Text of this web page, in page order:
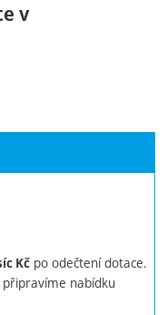
v
Kč po odečtení dotace.
nabídku